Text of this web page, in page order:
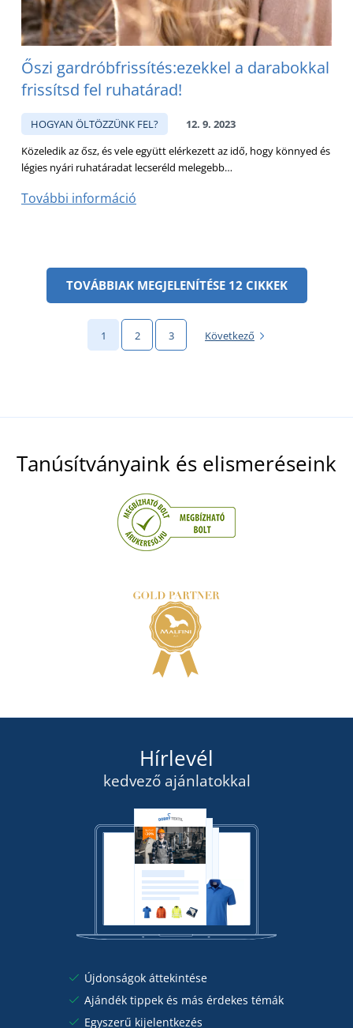
Őszi gardróbfrissítés:ezekkel a darabokkal
frissítsd fel ruhatárad!
HOGYAN ÖLTÖZZÜNK FEL?
12. 9. 2023
Közeledik az ősz, és vele együtt elérkezett az idő, hogy könnyed és
légies nyári ruhatáradat lecseréld melegebb…
További információ
TOVÁBBIAK MEGJELENÍTÉSE 12 CIKKEK
1 2 3 Következő
Tanúsítványaink és elismeréseink
Hírlevél
kedvező ajánlatokkal
Újdonságok áttekintése
Ajándék tippek és más érdekes témák
Egyszerű kijelentkezés